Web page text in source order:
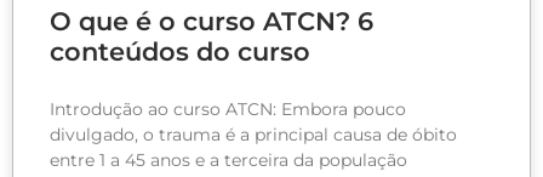
O que é o curso ATCN? 6
conteúdos do curso
Introdução ao curso ATCN: Embora pouco
divulgado, o trauma é a principal causa de óbito
entre 1 a 45 anos e a terceira da população